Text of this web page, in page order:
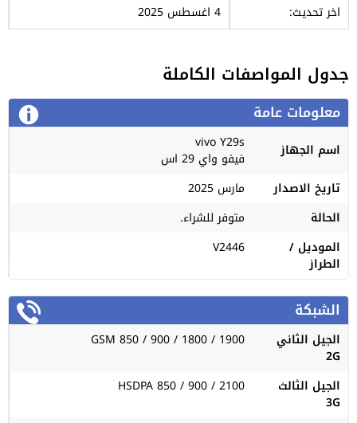
اخر تحديث:
4 اغسطس 2025
جدول المواصفات الكاملة
معلومات عامة
اسم الجهاز vivo Y29s
فيفو واي 29 اس
تاريخ الاصدار
مارس 2025
الحالة
متوفر للشراء.
الموديل /
الطراز
V2446
الشبكة
الجيل الثاني
2G
GSM 850 / 900 / 1800 / 1900
الجيل الثالث
3G
HSDPA 850 / 900 / 2100